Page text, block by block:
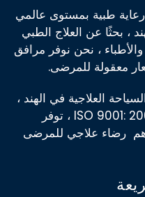
طبية بمستوى عالمي
، بحثًا عن العلاج الطبي
، نحن نوفر مرافق
معقولة للمرضى.
العلاجية في الهند ،
كيورانديا هي مؤسسة معتمدة ISO 9001: 2008 ، توفر
رضاء علاجي للمرضى